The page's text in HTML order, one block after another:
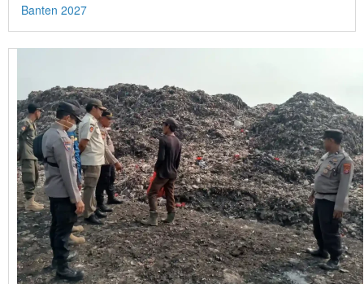
Banten 2027